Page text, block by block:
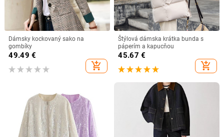
Dámsky kockovaný sako na
gombíky
49.49 €
add_shopping_cart
Štýlová dámska krátka bunda s
páperím a kapucňou
45.67 €
add_shopping_cart